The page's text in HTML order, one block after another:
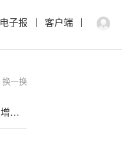
电子报 客户端
换一换
莱特?光电：上半年营收净利双增长 构建OLED材料技术护城河